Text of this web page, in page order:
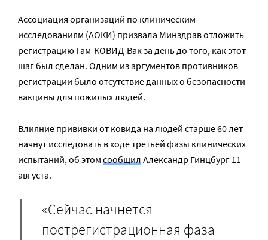
Ассоциация организаций по клиническим
исследованиям (АОКИ) призвала Минздрав отложить
регистрацию Гам-КОВИД-Вак за день до того, как этот
шаг был сделан. Одним из аргументов противников
регистрации было отсутствие данных о безопасности
вакцины для пожилых людей.
Влияние прививки от ковида на людей старше 60 лет
начнут исследовать в ходе третьей фазы клинических
испытаний, об этом сообщилАлександр Гинцбург 11
августа.
«Сейчас начнется
пострегистрационная фаза